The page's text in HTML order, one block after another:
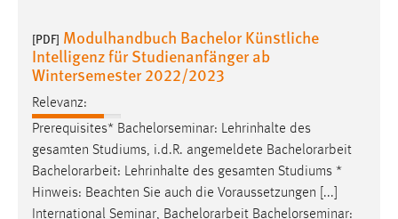
[PDF] Modulhandbuch Bachelor Künstliche
Intelligenz für Studienanfänger ab
Wintersemester 2022/2023
Relevanz:
Prerequisites* Bachelorseminar: Lehrinhalte des
gesamten Studiums, i.d.R. angemeldete Bachelorarbeit
Bachelorarbeit: Lehrinhalte des gesamten Studiums *
Hinweis: Beachten Sie auch die Voraussetzungen [...]
International Seminar, Bachelorarbeit Bachelorseminar: